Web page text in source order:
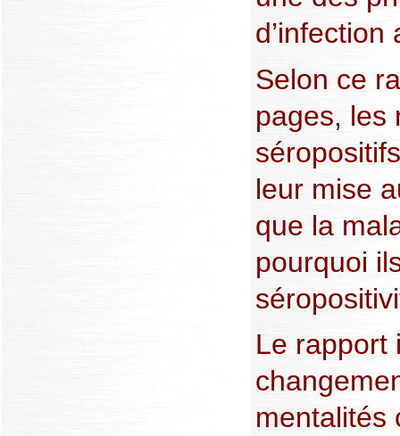
Selon ce
pages, les
leur mise
que la
pourquoi
Le rapport
mentalités